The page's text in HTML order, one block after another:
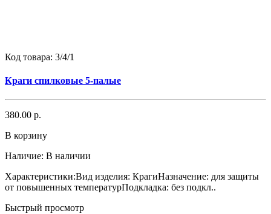
Код товара: 3/4/1
Краги спилковые 5-палые
380.00 р.
В корзину
Наличие: В наличии
Характеристики:Вид изделия: КрагиНазначение: для защиты
от повышенных температурПодкладка: без подкл..
Быстрый просмотр